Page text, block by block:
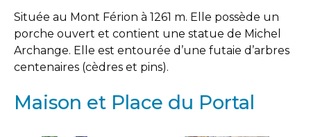
Située au Mont Férion à 1261 m. Elle possède un
porche ouvert et contient une statue de Michel
Archange. Elle est entourée d’une futaie d’arbres
centenaires (cèdres et pins).
Maison et Place du Portal